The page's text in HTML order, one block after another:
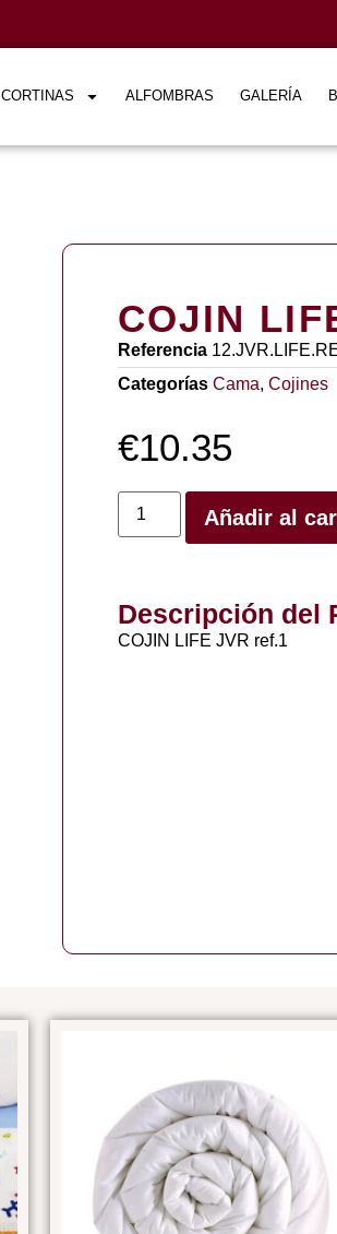
CORTINAS ALFOMBRAS GALERÍA
COJIN
Referencia
Categorías Cama, Cojines
€10.35
Añadir al
Descripción del
COJIN LIFE JVR ref.1